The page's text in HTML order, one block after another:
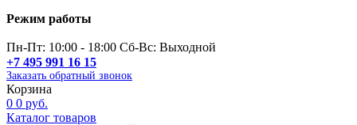
Режим работы
Пн-Пт: 10:00 - 18:00 Сб-Вс: Выходной
+7 495 991 16 15
Заказать обратный звонок
Корзина
0 0 руб.
Каталог товаров